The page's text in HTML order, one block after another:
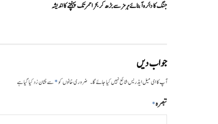
جنگ کا دائرہ آبنائے ہرمز سے بڑھ کر بحر احمر تک پہنچنے کا اندیشہ
جواب دیں
آپ کا ای میل ایڈریس شائع نہیں کیا جائے گا۔ ضروری خانوں کو*سے نشان زد کیا گیا ہے
تبصرہ*